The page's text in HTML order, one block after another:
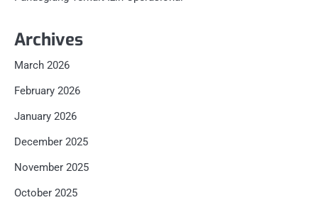
Archives
March 2026
February 2026
January 2026
December 2025
November 2025
October 2025